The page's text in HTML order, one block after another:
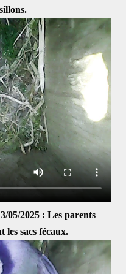
05/2025 : Les parents
les sacs fécaux.